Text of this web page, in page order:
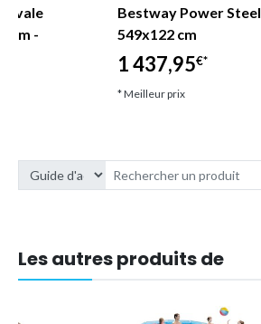
Ovale
cm -
Bestway Power Steel
549x122 cm
1 437,95€*
* Meilleur prix
Les autres produits de